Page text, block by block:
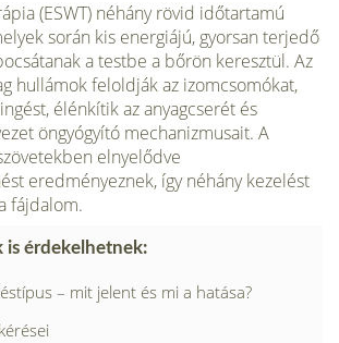
(ESWT) néhány rö­vid időtartamú
so­rán kis energiájú, gyorsan terjedő
a testbe a bőrön keresztül. Az
hullá­mok feloldják az izomcsomókat,
élénkítik az anyagcserét és
öngyógyító mecha­nizmusait. A
elnyelődve
eredmé­nyeznek, így néhány kezelést
fájdalom.
is érdekelhetnek:
– mit jelent és mi a hatása?